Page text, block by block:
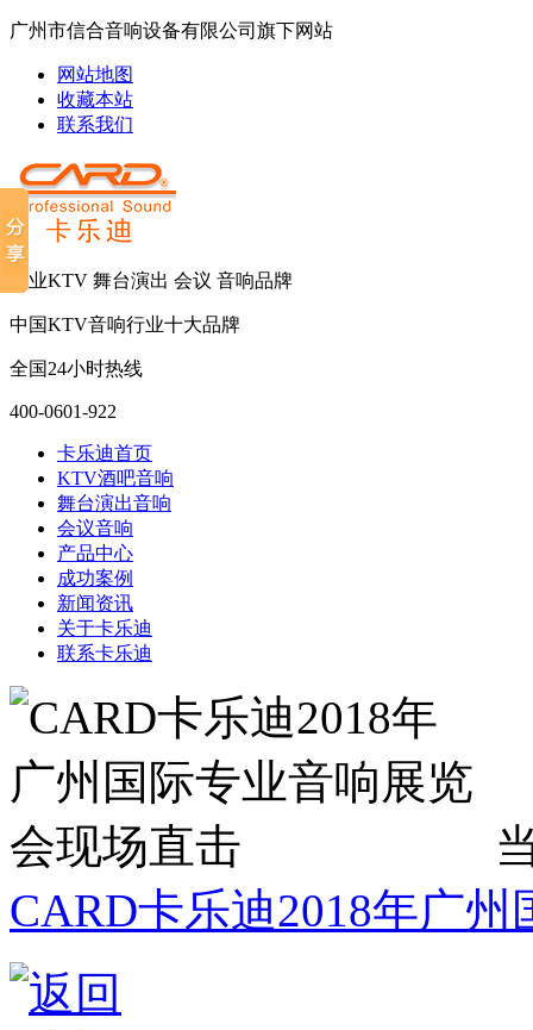
广州市信合音响设备有限公司旗下网站
网站地图
收藏本站
联系我们
专业KTV 舞台演出 会议 音响品牌
中国KTV音响行业十大品牌
全国24小时热线
400-0601-922
卡乐迪首页
KTV酒吧音响
舞台演出音响
会议音响
产品中心
成功案例
新闻资讯
关于卡乐迪
联系卡乐迪
CARD卡乐迪2018年广